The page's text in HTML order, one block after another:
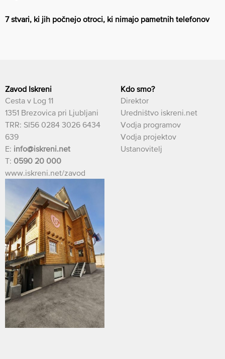
7 stvari, ki jih počnejo otroci, ki nimajo pametnih telefonov
Zavod Iskreni
Cesta v Log 11
1351 Brezovica pri Ljubljani
TRR: SI56 0284 3026 6434
639
E: info@iskreni.net
T: 0590 20 000
www.iskreni.net/zavod
Kdo smo?
Direktor
Uredništvo iskreni.net
Vodja programov
Vodja projektov
Ustanovitelj